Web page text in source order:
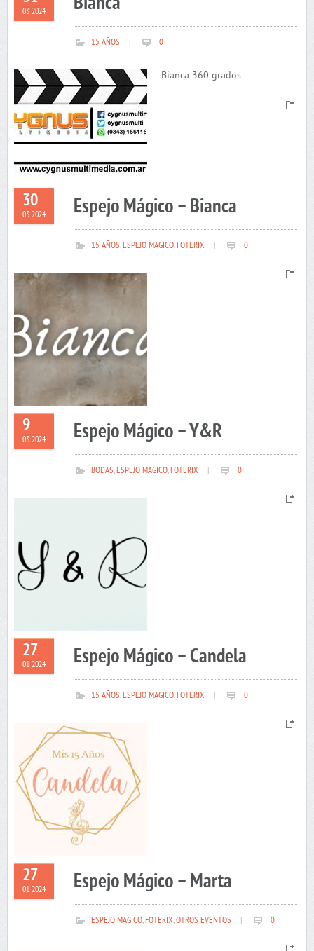
03 2024
15 AÑOS 0
Bianca 360 grados
30
03 2024 Espejo Mágico – Bianca
15 AÑOS,ESPEJO MAGICO,FOTERIX 0
9
03 2024 Espejo Mágico – Y&R
BODAS,ESPEJO MAGICO,FOTERIX 0
27
01 2024 Espejo Mágico – Candela
15 AÑOS,ESPEJO MAGICO,FOTERIX 0
27
01 2024 Espejo Mágico – Marta
ESPEJO MAGICO,FOTERIX,OTROS EVENTOS 0